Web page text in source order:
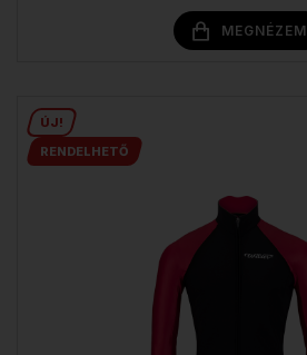
MEGNÉZEM
ÚJ!
RENDELHETŐ